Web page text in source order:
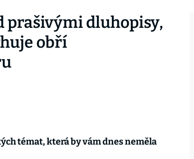
prašivými dluhopisy,
obří
témat, která by vám dnes neměla